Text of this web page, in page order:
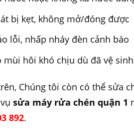
bị kẹt, không mở/đóng được
lỗi, nhấp nháy đèn cảnh báo
mùi hôi khó chịu dù đã vệ sinh
Chúng tôi còn có thể sửa
vụsửa máy rửa chén quận 1
892.